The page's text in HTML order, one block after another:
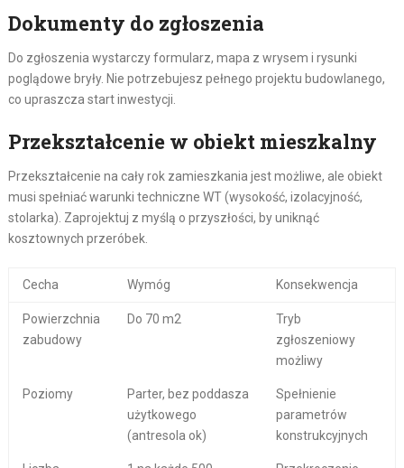
Dokumenty do zgłoszenia
Do zgłoszenia wystarczy formularz, mapa z wrysem i rysunki
poglądowe bryły. Nie potrzebujesz pełnego projektu budowlanego,
co upraszcza start inwestycji.
Przekształcenie w obiekt mieszkalny
Przekształcenie na cały rok zamieszkania jest możliwe, ale obiekt
musi spełniać warunki techniczne WT (wysokość, izolacyjność,
stolarka). Zaprojektuj z myślą o przyszłości, by uniknąć
kosztownych przeróbek.
Cecha Wymóg Konsekwencja
Powierzchnia
zabudowy
Do 70 m2
Tryb
zgłoszeniowy
możliwy
Poziomy
Parter, bez poddasza
użytkowego
(antresola ok)
Spełnienie
parametrów
konstrukcyjnych